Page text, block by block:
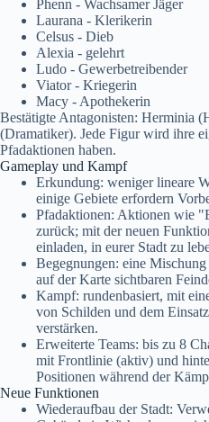
Phenn - Wachsamer Jäger
Laurana - Klerikerin
Celsus - Dieb
Alexia - gelehrt
Ludo - Gewerbetreibender
Viator - Kriegerin
Macy - Apothekerin
Bestätigte Antagonisten: Herminia
(Dramatiker). Jede Figur wird ihre
Pfadaktionen haben.
Gameplay und Kampf
Erkundung: weniger lineare
einige Gebiete erfordern
Pfadaktionen: Aktionen wie
zurück; mit der neuen
einladen, in eurer Stadt zu
Begegnungen: eine
auf der Karte sichtbaren
Kampf: rundenbasiert, mit
von Schilden und dem
verstärken.
Erweiterte Teams: bis zu 8
mit Frontlinie (aktiv) und
Positionen während der
Neue Funktionen
Wiederaufbau der Stadt: